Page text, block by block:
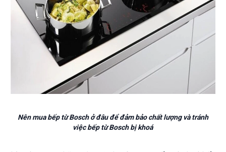
Nên mua bếp từ Bosch ở đâu để đảm bảo chất lượng và tránh
việc bếp từ Bosch bị khoá